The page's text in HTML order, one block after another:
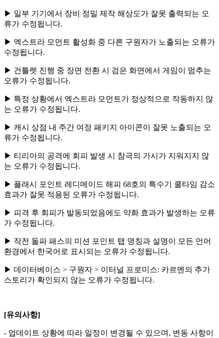
▶ 일부 기기에서 장비 정밀 제작 해상도가 잘못 출력되는 오
류가 수정됩니다.
▶ 엑스트라 모먼트 활성화 중 다른 구원자가 노출되는 오류가
수정됩니다.
▶ 건틀렛 진행 중 장면 전환 시 검은 화면에서 게임이 멈추는
오류가 수정됩니다.
▶ 특정 상황에서 엑스트라 모먼트가 정상적으로 작동하지 않
는 오류가 수정됩니다.
▶ 캐시 상점 내 주간 여정 패키지 아이콘이 잘못 노출되는 오
류가 수정됩니다.
▶ 티리아의 공격에 회피 발생 시 참극의 가시가 지워지지 않
는 오류가 수정됩니다.
▶ 플래시 포인트 레디메이드 해피 68호의 특수기 쿨타임 감소
효과가 잘못 적용된 오류가 수정됩니다.
▶ 피격 후 회피가 발동되었음에도 약화 효과가 발생하는 오류
가 수정됩니다.
▶ 작전 돌파 패스의 미션 포인트 탭 명칭과 설명이 모든 언어
환경에서 한국어로 표시되는 오류가 수정됩니다.
▶ 데이터베이스 > 구원자 > 이터널 프로미스: 카르멘의 추가
스토리가 확인되지 않는 오류가 수정됩니다.
[유의사항]
- 업데이트 상황에 따라 일정이 변경될 수 있으며, 변동 사항이